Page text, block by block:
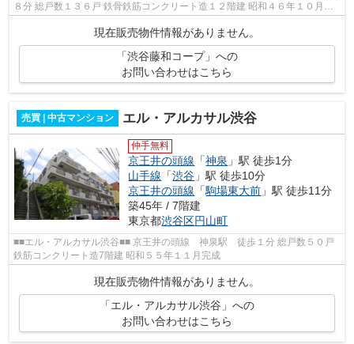
８分 総戸数１３６戸 鉄骨鉄筋コンクリート造１２階建 昭和４６年１０月完
現在販売物件情報がありません。
「渋谷藤和コープ」への
お問い合わせはこちら
売買 | 中古マンション エル・アルカサル渋谷
仲手無料
京王井の頭線 「神泉 」駅 徒歩1分
山手線 「渋谷 」駅 徒歩10分
京王井の頭線 「駒場東大前 」駅 徒歩11分
築45年 / 7階建
東京都渋谷区円山町
■■エル・アルカサル渋谷■■ 京王井の頭線 神泉駅 徒歩１分 総戸数５０戸
鉄筋コンクリート造7階建 昭和５５年１１月完成
現在販売物件情報がありません。
「エル・アルカサル渋谷」への
お問い合わせはこちら